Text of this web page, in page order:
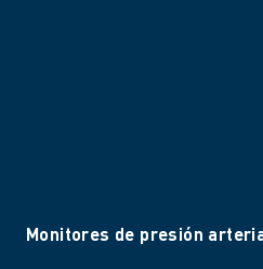
Monitores de presión